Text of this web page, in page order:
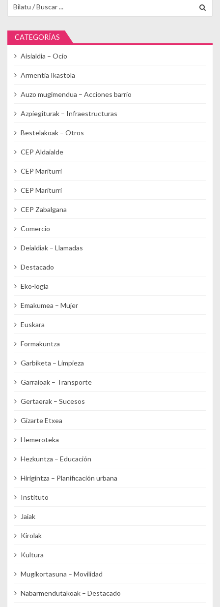
CATEGORÍAS
Aisialdia – Ocio
Armentia Ikastola
Auzo mugimendua – Acciones barrio
Azpiegiturak – Infraestructuras
Bestelakoak – Otros
CEP Aldaialde
CEP Mariturri
CEP Mariturri
CEP Zabalgana
Comercio
Deialdiak – Llamadas
Destacado
Eko-logia
Emakumea – Mujer
Euskara
Formakuntza
Garbiketa – Limpieza
Garraioak – Transporte
Gertaerak – Sucesos
Gizarte Etxea
Hemeroteka
Hezkuntza – Educación
Hirigintza – Planificación urbana
Instituto
Jaiak
Kirolak
Kultura
Mugikortasuna – Movilidad
Nabarmendutakoak – Destacado